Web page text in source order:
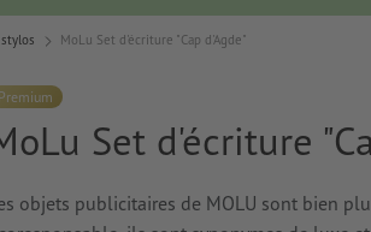
MoLu Set d'écriture "Cap d'Agde"
Premium
Set d'écriture
objets publicitaires de MOLU sont bien